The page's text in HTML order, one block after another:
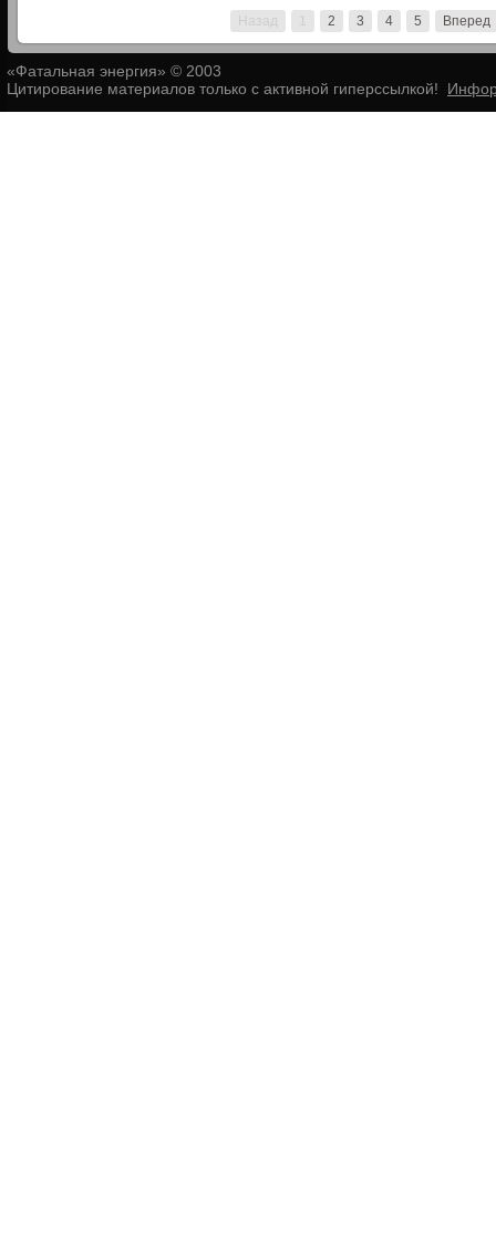
Назад 2 3 4 5 Вперед
«Фатальная энергия» © 2003
Цитирование материалов только с активной гиперссылкой!